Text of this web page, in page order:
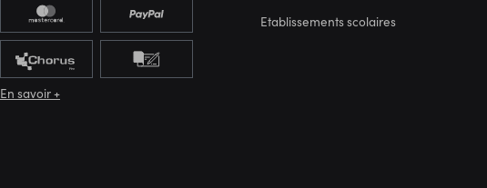
Etablissements scolaires
En savoir +